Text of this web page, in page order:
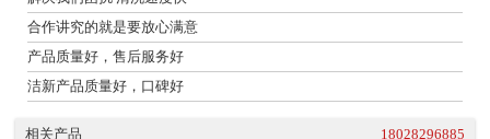
合作讲究的就是要放心满意
产品质量好，售后服务好
洁新产品质量好，口碑好
相关产品 18028296885